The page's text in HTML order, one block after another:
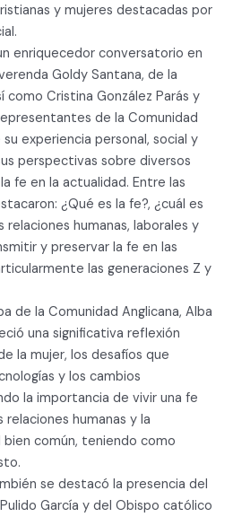
y mujeres destacadas por
enriquecedor conversatorio en
Goldy Santana, de la
como Cristina González Parás y
de la Comunidad
experiencia personal, social y
perspectivas sobre diversos
fe en la actualidad. Entre las
¿Qué es la fe?, ¿cuál es
humanas, laborales y
y preservar la fe en las
las generaciones Z y
de la Comunidad Anglicana, Alba
una significativa reflexión
la mujer, los desafíos que
y los cambios
la importancia de vivir una fe
humanas y la
común, teniendo como
se destacó la presencia del
García y del Obispo católico